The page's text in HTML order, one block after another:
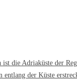
ist die Adriaküste der
entlang der Küste